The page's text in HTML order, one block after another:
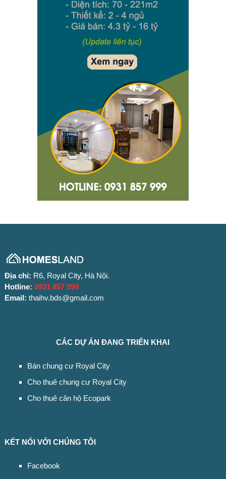
Địa chỉ: R6, Royal City, Hà Nội.
Hotline: 0931 857 999
Email: thaihv.bds@gmail.com
CÁC DỰ ÁN ĐANG TRIỂN KHAI
Bán chung cư Royal City
Cho thuê chung cư Royal City
Cho thuê căn hộ Ecopark
KẾT NỐI VỚI CHÚNG TÔI
Facebook